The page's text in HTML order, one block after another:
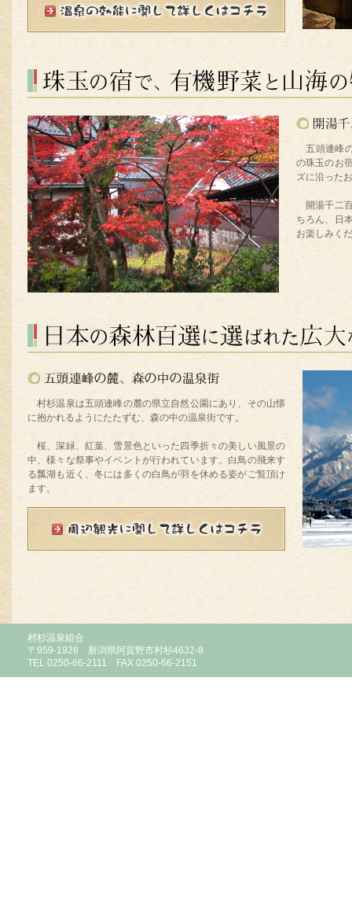
五頭連峰
の珠玉のお
ズに沿った
開湯千二
ちろん、日
お楽しみく
村杉温泉は五頭連峰の麓の県立自然公園にあり、その山懐
に抱かれるようにたたずむ、森の中の温泉街です。
桜、深緑、紅葉、雪景色といった四季折々の美しい風景の
中、様々な祭事やイベントが行われています。白鳥の飛来す
る瓢湖も近く、冬には多くの白鳥が羽を休める姿がご覧頂け
ます。
村杉温泉組合
〒959-1928 新潟県阿賀野市村杉4632-8
TEL 0250-66-2111 FAX 0250-66-2151